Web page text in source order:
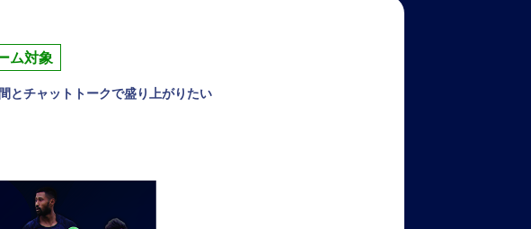
ム対象
とチャットトークで盛り上がりたい